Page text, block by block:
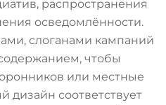
распространения
осведомлённости.
слоганами кампаний
чтобы
или местные
дизайн соответствует